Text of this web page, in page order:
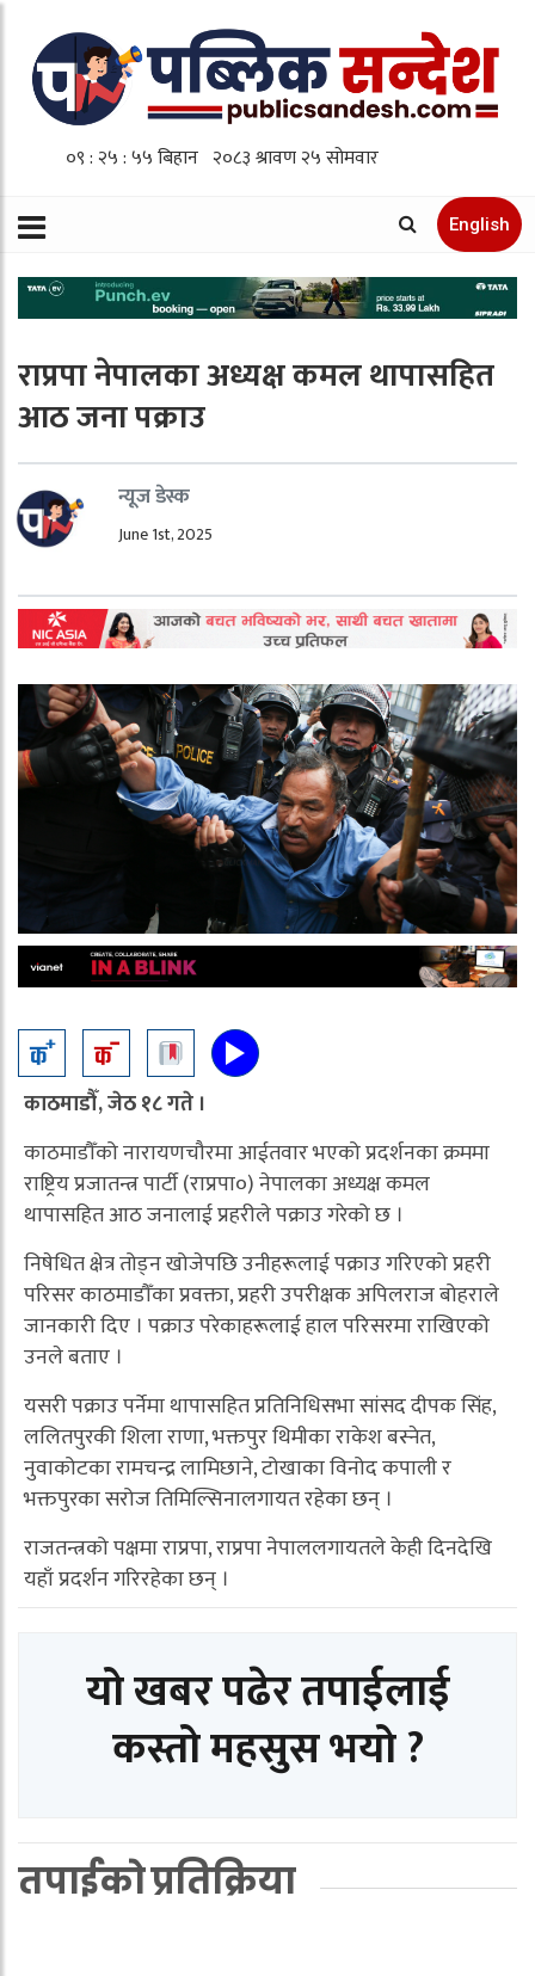
English
राप्रपा नेपालका अध्यक्ष कमल थापासहित
आठ जना पक्राउ
न्यूज डेस्क
June 1st, 2025
काठमाडौँ, जेठ १८ गते ।
काठमाडौँको नारायणचौरमा आईतवार भएको प्रदर्शनका क्रममा
राष्ट्रिय प्रजातन्त्र पार्टी (राप्रपा०) नेपालका अध्यक्ष कमल
थापासहित आठ जनालाई प्रहरीले पक्राउ गरेको छ ।
निषेधित क्षेत्र तोड्न खोजेपछि उनीहरूलाई पक्राउ गरिएको प्रहरी
परिसर काठमाडौँका प्रवक्ता, प्रहरी उपरीक्षक अपिलराज बोहराले
जानकारी दिए । पक्राउ परेकाहरूलाई हाल परिसरमा राखिएको
उनले बताए ।
यसरी पक्राउ पर्नेमा थापासहित प्रतिनिधिसभा सांसद दीपक सिंह,
ललितपुरकी शिला राणा, भक्तपुर थिमीका राकेश बस्नेत,
नुवाकोटका रामचन्द्र लामिछाने, टोखाका विनोद कपाली र
भक्तपुरका सरोज तिमिल्सिनालगायत रहेका छन् ।
राजतन्त्रको पक्षमा राप्रपा, राप्रपा नेपाललगायतले केही दिनदेखि
यहाँ प्रदर्शन गरिरहेका छन् ।
यो खबर पढेर तपाईलाई
कस्तो महसुस भयो ?
तपाईको प्रतिक्रिया